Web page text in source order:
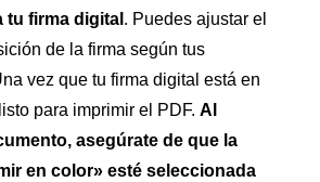
tu firma digital . Puedes ajustar el
de la firma según tus
vez que tu firma digital está en
para imprimir el PDF. Al
asegúrate de que la
en color» esté seleccionada